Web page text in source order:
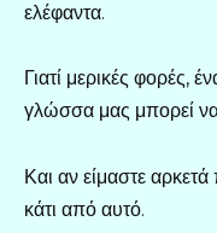
ελέφαντα.
Γιατί μερικές φορές,
γλώσσα μας μπορεί να
Και αν είμαστε αρκετά
κάτι από αυτό.